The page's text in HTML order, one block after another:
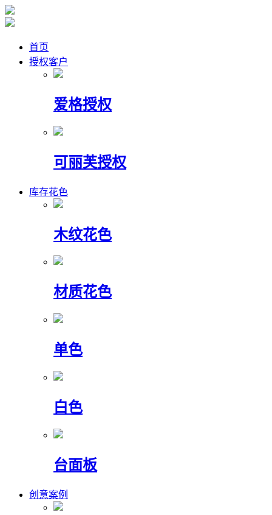
首页
授权客户
爱格授权
可丽芙授权
库存花色
木纹花色
材质花色
单色
白色
台面板
创意案例